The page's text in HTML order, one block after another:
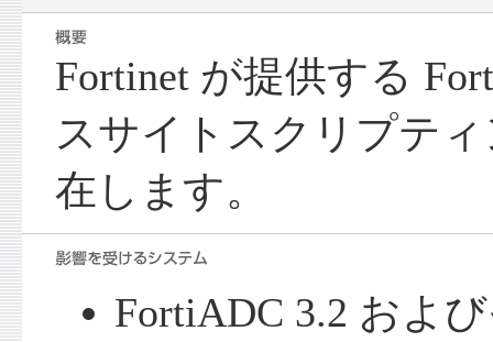
Fortinet が提供する
スサイトスクリプテ
在します。
FortiADC 3.2 およ